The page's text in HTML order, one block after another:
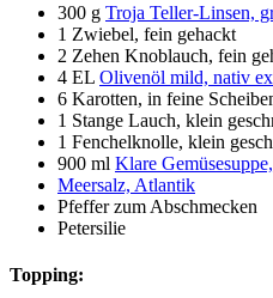
300 g Troja Teller-Linsen,
1 Zwiebel, fein gehackt
2 Zehen Knoblauch, fein
4 EL Olivenöl mild, nativ
6 Karotten, in feine
1 Stange Lauch, klein
1 Fenchelknolle, klein
900 ml Klare
Meersalz, Atlantik
Pfeffer zum Abschmecken
Petersilie
Topping: